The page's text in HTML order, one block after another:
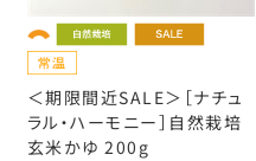
＜期限間近SALE＞［ナチュ
ラル・ハーモニー］自然栽培
玄米かゆ 200g